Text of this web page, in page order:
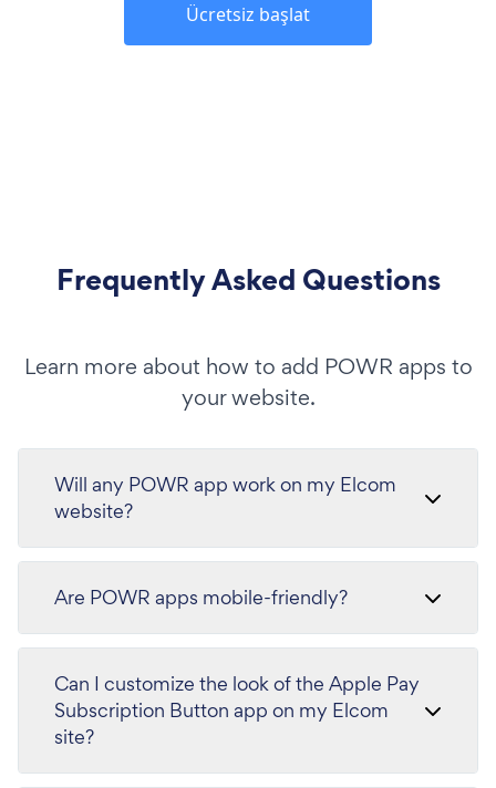
Ücretsiz başlat
Frequently Asked Questions
Learn more about how to add POWR apps to
your website.
Will any POWR app work on my Elcom
website?
Are POWR apps mobile-friendly?
Can I customize the look of the Apple Pay
Subscription Button app on my Elcom
site?